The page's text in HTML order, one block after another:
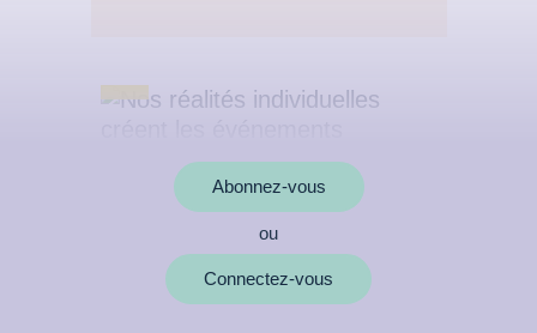
Abonnez-vous
ou
Connectez-vous